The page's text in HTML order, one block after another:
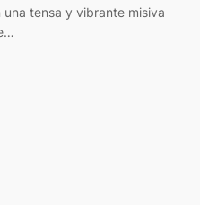
una tensa y vibrante misiva